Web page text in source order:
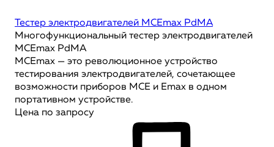
Тестер электродвигателей MCEmax PdMA
Многофункциональный тестер электродвигателей
MCEmax PdMA
MCEmax — это революционное устройство
тестирования электродвигателей, сочетающее
возможности приборов MCE и Emax в одном
портативном устройстве.
Цена по запросу